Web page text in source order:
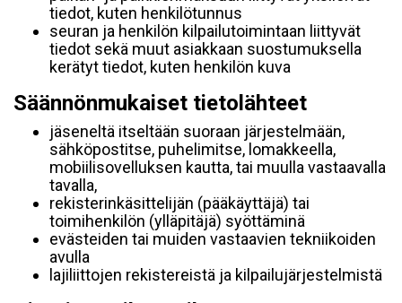
tiedot, kuten henkilötunnus
seuran ja henkilön kilpailutoimintaan liittyvät
tiedot sekä muut asiakkaan suostumuksella
kerätyt tiedot, kuten henkilön kuva
Säännönmukaiset tietolähteet
jäseneltä itseltään suoraan järjestelmään,
sähköpostitse, puhelimitse, lomakkeella,
mobiilisovelluksen kautta, tai muulla vastaavalla
tavalla,
rekisterinkäsittelijän (pääkäyttäjä) tai
toimihenkilön (ylläpitäjä) syöttäminä
evästeiden tai muiden vastaavien tekniikoiden
avulla
lajiliittojen rekistereistä ja kilpailujärjestelmistä